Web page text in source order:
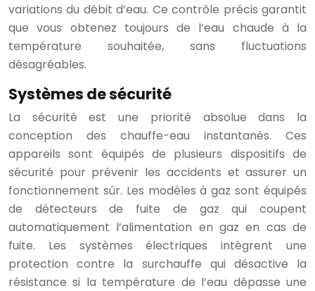
variations du débit d’eau. Ce contrôle précis garantit
que vous obtenez toujours de l’eau chaude à la
température souhaitée, sans fluctuations
désagréables.
Systèmes de sécurité
La sécurité est une priorité absolue dans la
conception des chauffe-eau instantanés. Ces
appareils sont équipés de plusieurs dispositifs de
sécurité pour prévenir les accidents et assurer un
fonctionnement sûr. Les modèles à gaz sont équipés
de détecteurs de fuite de gaz qui coupent
automatiquement l’alimentation en gaz en cas de
fuite. Les systèmes électriques intègrent une
protection contre la surchauffe qui désactive la
résistance si la température de l’eau dépasse une